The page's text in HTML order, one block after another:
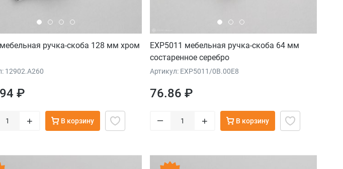
ручка-скоба 128 мм хром
12902.A260
₽
+ В корзину
EXP5011 мебельная ручка-скоба 64 мм
состаренное серебро
Артикул: EXP5011/0B.00E8
76.86 ₽
– + В корзину